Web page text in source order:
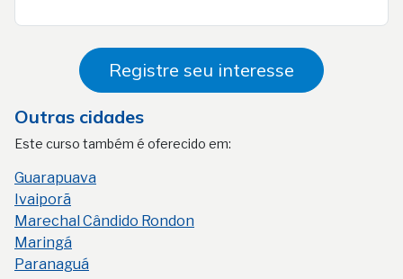
Registre seu interesse
Outras cidades
Este curso também é oferecido em:
Guarapuava
Ivaiporã
Marechal Cândido Rondon
Maringá
Paranaguá